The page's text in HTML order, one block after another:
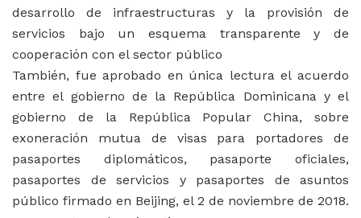
desarrollo de infraestructuras y la provisión de
servicios bajo un esquema transparente y de
cooperación con el sector público
También, fue aprobado en única lectura el acuerdo
entre el gobierno de la República Dominicana y el
gobierno de la República Popular China, sobre
exoneración mutua de visas para portadores de
pasaportes diplomáticos, pasaporte oficiales,
pasaportes de servicios y pasaportes de asuntos
público firmado en Beijing, el 2 de noviembre de 2018.